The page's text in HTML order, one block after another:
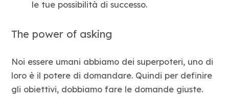
le tue possibilità di successo.
The power of asking
Noi essere umani abbiamo dei superpoteri, uno di
loro è il potere di domandare. Quindi per definire
gli obiettivi, dobbiamo fare le domande giuste.